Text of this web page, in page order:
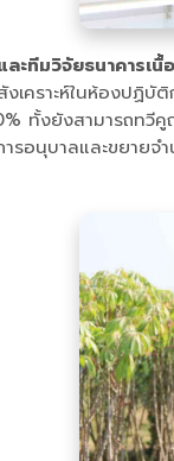
ทีมวิจัยธนาคารเนื้
เคราะห์ในห้องปฏิ
ทั้งยังสามารถ
อนุบาลและขยายจ